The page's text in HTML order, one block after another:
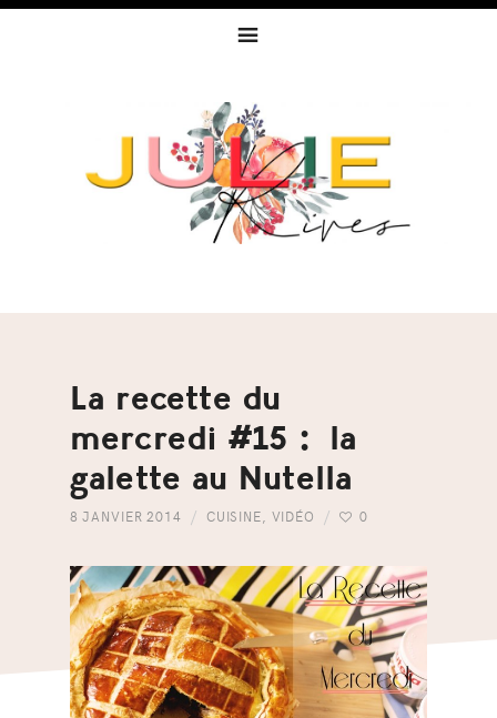
La recette du
mercredi #15 : la
galette au Nutella
8 JANVIER 2014 CUISINE VIDÉO 0